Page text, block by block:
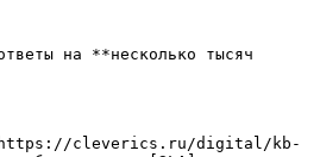
на **несколько тысяч
cleverics.ru/digital/kb-